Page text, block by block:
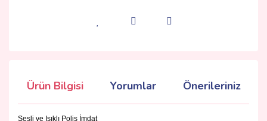
Ürün Bilgisi Yorumlar Önerileriniz
Sesli ve Işıklı Polis İmdat